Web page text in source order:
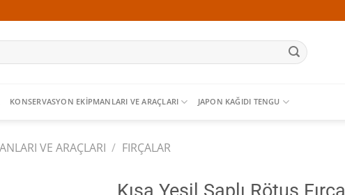
KONSERVASYON EKIPMANLARI VE ARAÇLARI JAPON KAĞIDI TENGU
VE ARAÇLARI / FIRÇALAR